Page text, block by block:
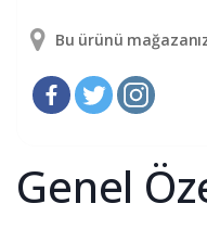
Bu ürünü
Genel